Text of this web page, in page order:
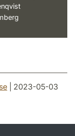
se | 2023-05-03